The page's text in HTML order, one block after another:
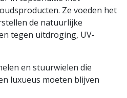
Ze voeden het
de natuurlijke
tegen uitdroging, UV-
en stuurwielen die
luxueus moeten blijven